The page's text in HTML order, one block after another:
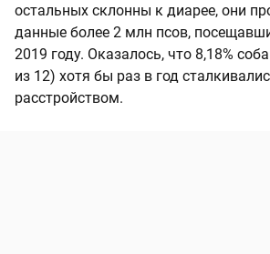
остальных склонны к диарее, они
данные более 2 млн псов,
2019 году. Оказалось, что 8,18%
из 12) хотя бы раз в год
расстройством.